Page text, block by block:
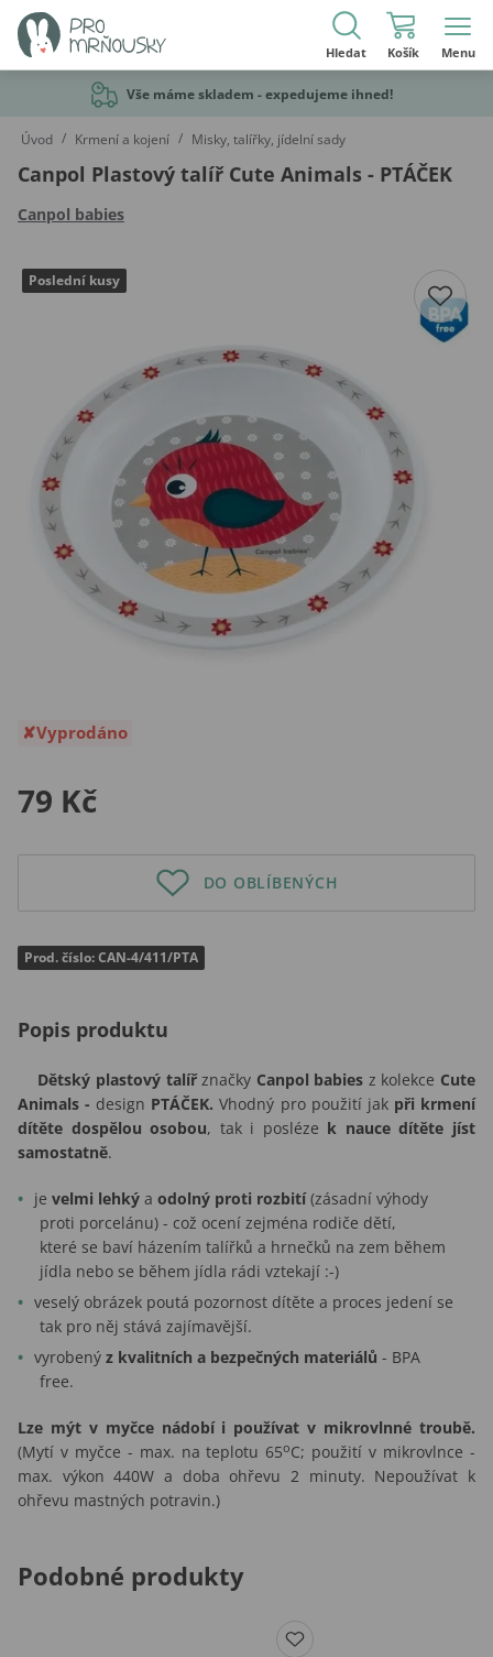
Hledat Košík Menu
Vše máme skladem - expedujeme ihned!
Úvod / Krmení a kojení / Misky, talířky, jídelní sady
Canpol Plastový talíř Cute Animals - PTÁČEK
Canpol babies
Vyprodáno
79 Kč
DO OBLÍBENÝCH
Prod. číslo: CAN-4/411/PTA
Poslední kusy
Popis produktu
Dětský plastový talíř značky Canpol babies z kolekce Cute
Animals - design PTÁČEK.Vhodný pro použití jak při krmení
dítěte dospělou osobou, tak i posléze k nauce dítěte jíst
samostatně.
je velmi lehký a odolný proti rozbití(zásadní výhody
proti porcelánu) - což ocení zejména rodiče dětí,
které se baví házením talířků a hrnečků na zem během
jídla nebo se během jídla rádi vztekají :-)
veselý obrázek poutá pozornost dítěte a proces jedení se
tak pro něj stává zajímavější.
vyrobený z kvalitních a bezpečných materiálů - BPA
free.
Lze mýt v myčce nádobí i používat v mikrovlnné troubě.
(Mytí v myčce - max. na teplotu 65oC; použití v mikrovlnce -
max. výkon 440W a doba ohřevu 2 minuty. Nepoužívat k
ohřevu mastných potravin.)
Podobné produkty